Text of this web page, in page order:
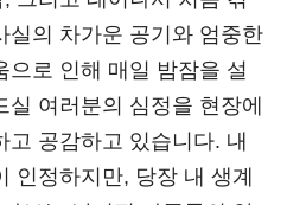
실의 차가운 공기와 엄중한
으로 인해 매일 밤잠을 설
여러분의 심정을 현장에
공감하고 있습니다. 내
인정하지만, 당장 내 생계